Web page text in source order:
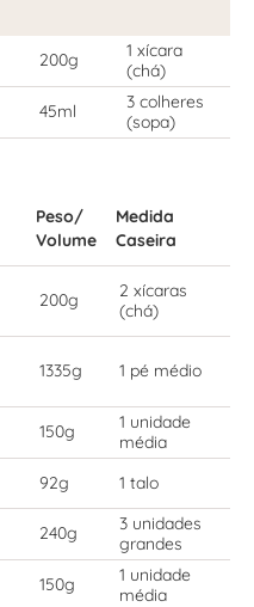
200g
1 xícara
(chá)
45ml
3 colheres
(sopa)
Peso/
Volume
Medida
Caseira
200g
2 xícaras
(chá)
1335g 1 pé médio
150g
1 unidade
média
92g 1 talo
240g
3 unidades
grandes
150g
1 unidade
média